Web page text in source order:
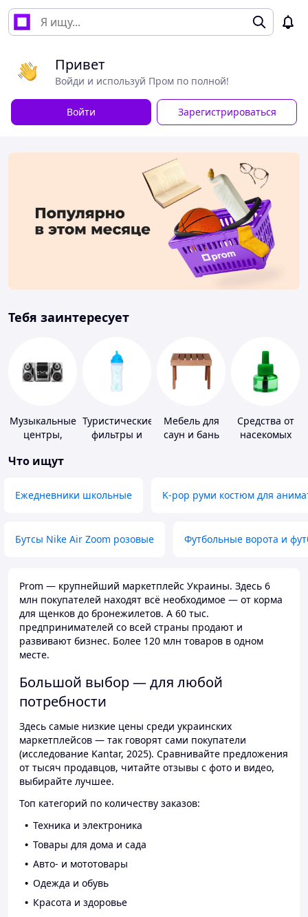
Привет
Войди и используй Пром по полной!
Войти Зарегистрироваться
Тебя заинтересует
Музыкальные
центры,
Туристические
фильтры и
Мебель для
саун и бань
Средства от
насекомых
Что ищут
Ежедневники школьные K-pop руми костюм для
Бутсы Nike Air Zoom розовые Футбольные ворота и
Prom — крупнейший маркетплейс Украины. Здесь 6
млн покупателей находят всё необходимое — от корма
для щенков до бронежилетов. А 60 тыс.
предпринимателей со всей страны продают и
развивают бизнес. Более 120 млн товаров в одном
месте.
Большой выбор — для любой
потребности
Здесь самые низкие цены среди украинских
маркетплейсов — так говорят сами покупатели
(исследование Kantar, 2025). Сравнивайте предложения
от тысяч продавцов, читайте отзывы с фото и видео,
выбирайте лучшее.
Топ категорий по количеству заказов:
Техника и электроника
Товары для дома и сада
Авто- и мототовары
Одежда и обувь
Красота и здоровье